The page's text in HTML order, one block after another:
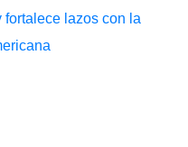
fortalece lazos con la